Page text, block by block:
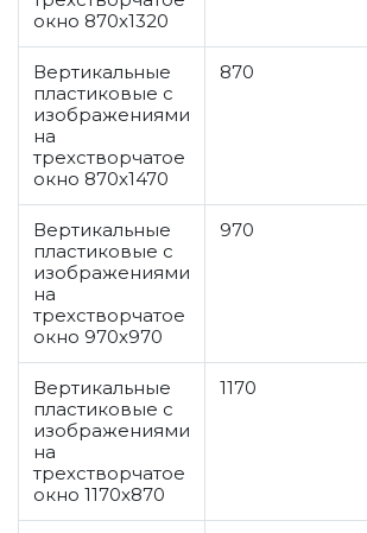
окно 870x1320
Вертикальные
пластиковые с
изображениями
на
трехстворчатое
окно 870x1470
870
Вертикальные
пластиковые с
изображениями
на
трехстворчатое
окно 970x970
970
Вертикальные
пластиковые с
изображениями
на
трехстворчатое
окно 1170x870
1170